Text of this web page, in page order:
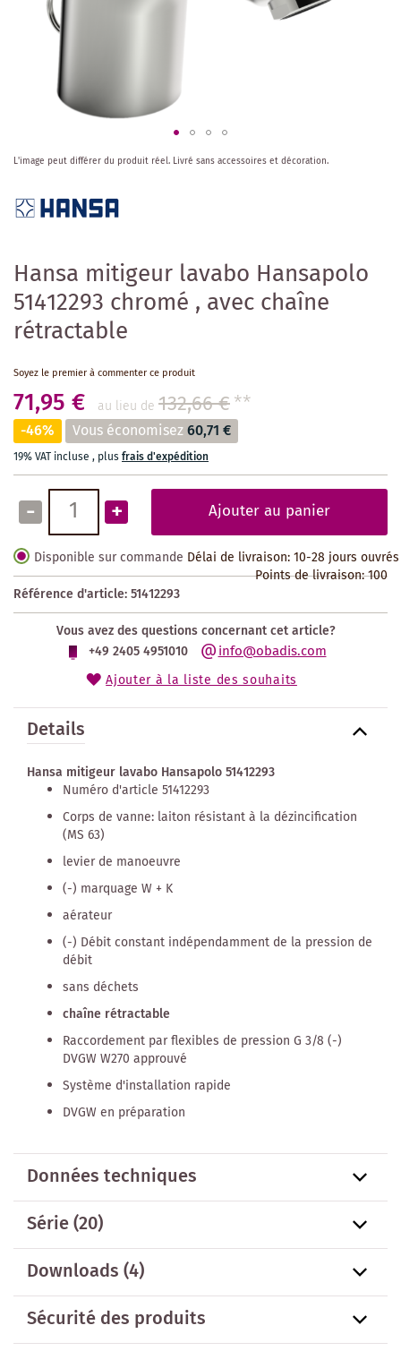
Hansa mitigeur lavabo Hansapolo
51412293 chromé , avec chaîne
rétractable
Soyez le premier à commenter ce produit
71,95 € au lieu de 132,66 €**
-46% Vous économisez60,71 €
19% VAT incluse , plusfrais d'expédition
- + Ajouter au panier
Disponible sur commande Délai de livraison: 10-28 jours ouvrés
Points de livraison:100
Référence d'article:51412293
Vous avez des questions concernant cet article?
+49 2405 4951010
info@obadis.com
Ajouter à la liste des souhaits
Skip
beginning
images
gallery
L'image peut différer du produit réel. Livré sans accessoires et décoration.
Details
Hansa mitigeur lavabo Hansapolo 51412293
Numéro d'article 51412293
Corps de vanne: laiton résistant à la dézincification
(MS 63)
levier de manoeuvre
(-) marquage W + K
aérateur
(-) Débit constant indépendamment de la pression de
débit
sans déchets
chaîne rétractable
Raccordement par flexibles de pression G 3/8 (-)
DVGW W270 approuvé
Système d'installation rapide
DVGW en préparation
Données techniques
Série(20)
Downloads (4)
Sécurité des produits